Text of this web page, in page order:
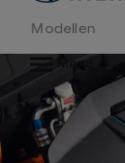
Modellen
Menu